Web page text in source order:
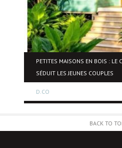
PETITES MAISONS EN BOIS : LE
SÉDUIT LES JEUNES COUPLES
D.CO
BACK TO